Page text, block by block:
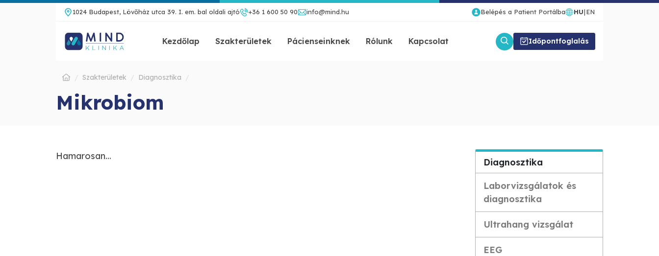
1024 Budapest, Lövőház utca 39. I. em. bal oldali ajtó +36 1 600 50 90 info@mind.hu Belépés a Patient Portálba HU|EN
Kezdőlap Szakterületek Pácienseinknek Rólunk Kapcsolat Időpontfoglalás
Szakterületek Diagnosztika
Mikrobiom
Hamarosan...
Diagnosztika
Laborvizsgálatok és
diagnosztika
Ultrahang vizsgálat
EEG